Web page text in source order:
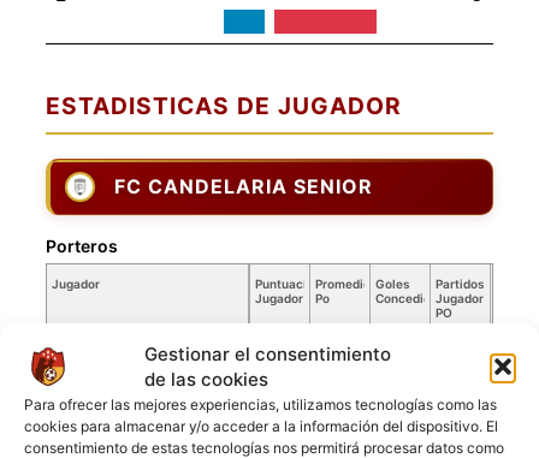
Gestionar el consentimiento
de las cookies
Para ofrecer las mejores experiencias, utilizamos tecnologías como las
cookies para almacenar y/o acceder a la información del dispositivo. El
consentimiento de estas tecnologías nos permitirá procesar datos como
ESTADISTICAS DE JUGADOR
FC CANDELARIA SENIOR
Jugador
Puntuación
Jugador
Promedio
Po
Goles
Concedidos
Partidos
Jugador
PO
[1] Fredi Santos Mamani 0.12
Porteros
Jugador
Puntuación
Jugador
Jugadores de campo